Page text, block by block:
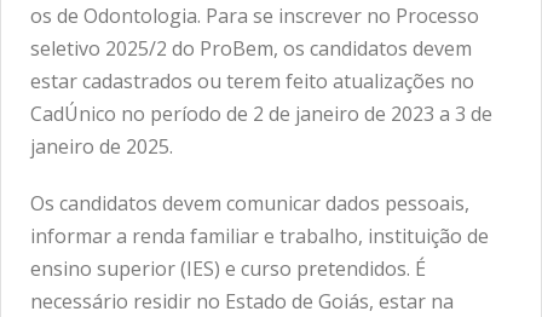
os de Odontologia. Para se inscrever no Processo
seletivo 2025/2 do ProBem, os candidatos devem
estar cadastrados ou terem feito atualizações no
CadÚnico no período de 2 de janeiro de 2023 a 3 de
janeiro de 2025.
Os candidatos devem comunicar dados pessoais,
informar a renda familiar e trabalho, instituição de
ensino superior (IES) e curso pretendidos. É
necessário residir no Estado de Goiás, estar na